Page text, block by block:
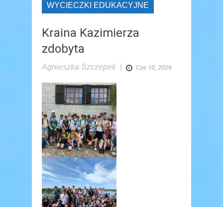
WYCIECZKI EDUKACYJNE
Kraina Kazimierza
zdobyta
Agnieszka Szczepek Cze 10, 2026